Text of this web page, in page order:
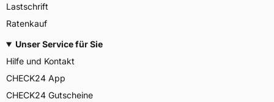
Lastschrift
Ratenkauf
Unser Service für Sie
Hilfe und Kontakt
CHECK24 App
CHECK24 Gutscheine